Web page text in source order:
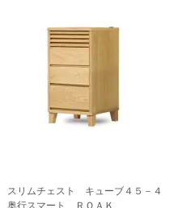
スリムチェスト キューブ４５－４